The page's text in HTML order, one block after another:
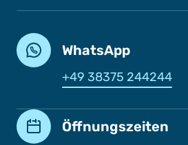
WhatsApp
+49 38375 244244
Öffnungszeiten